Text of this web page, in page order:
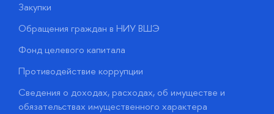
Закупки
Обращения граждан в НИУ ВШЭ
Фонд целевого капитала
Противодействие коррупции
Сведения о доходах, расходах, об имуществе и
обязательствах имущественного характера